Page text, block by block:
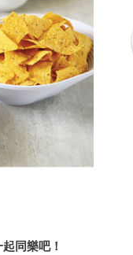
同樂吧！